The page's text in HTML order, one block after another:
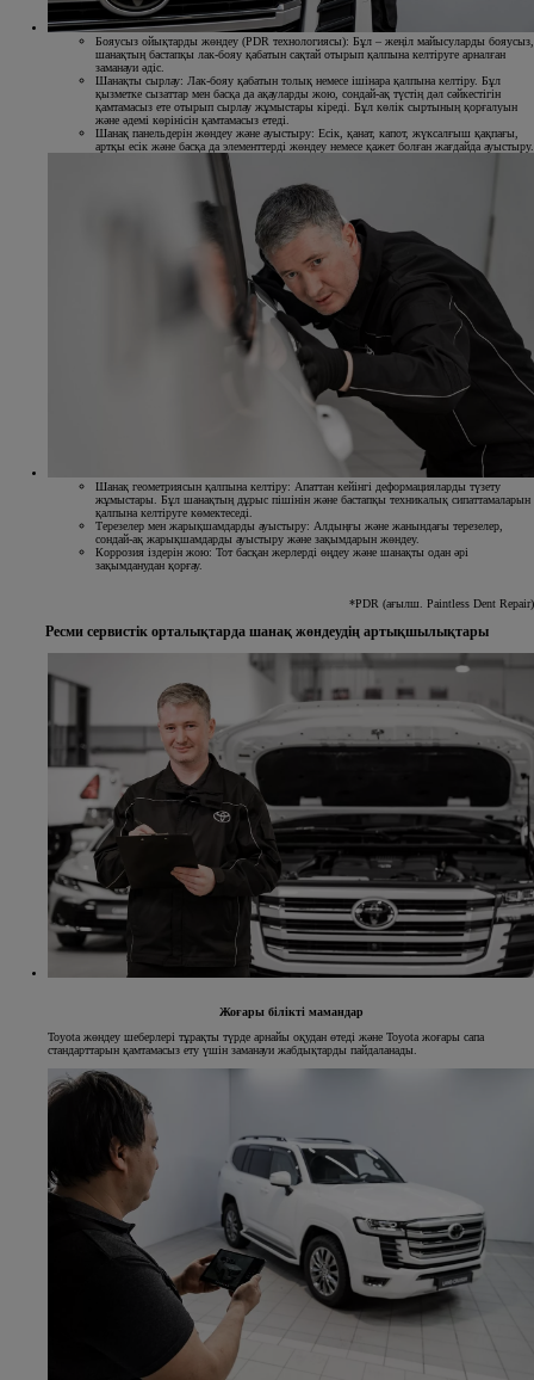
Бояусыз ойықтарды жөндеу (PDR технологиясы): Бұл – жеңіл майысуларды бояусыз,
шанақтың бастапқы лак-бояу қабатын сақтай отырып қалпына келтіруге арналған
заманауи әдіс.
Шанақты сырлау: Лак-бояу қабатын толық немесе ішінара қалпына келтіру. Бұл
қызметке сызаттар мен басқа да ақауларды жою, сондай-ақ түстің дәл сәйкестігін
қамтамасыз ете отырып сырлау жұмыстары кіреді. Бұл көлік сыртының қорғалуын
және әдемі көрінісін қамтамасыз етеді.
Шанақ панельдерін жөндеу және ауыстыру: Есік, қанат, капот, жүксалғыш қақпағы,
артқы есік және басқа да элементтерді жөндеу немесе қажет болған жағдайда ауыстыру.
Шанақ геометриясын қалпына келтіру: Апаттан кейінгі деформацияларды түзету
жұмыстары. Бұл шанақтың дұрыс пішінін және бастапқы техникалық сипаттамаларын
қалпына келтіруге көмектеседі.
Терезелер мен жарықшамдарды ауыстыру: Алдыңғы және жанындағы терезелер,
сондай-ақ жарықшамдарды ауыстыру және зақымдарын жөндеу.
Коррозия іздерін жою: Тот басқан жерлерді өңдеу және шанақты одан әрі
зақымданудан қорғау.
*PDR (ағылш. Paintless Dent Repair)
Ресми сервистік орталықтарда шанақ жөндеудің артықшылықтары
Жоғары білікті мамандар
Toyota жөндеу шеберлері тұрақты түрде арнайы оқудан өтеді және Toyota жоғары сапа
стандарттарын қамтамасыз ету үшін заманауи жабдықтарды пайдаланады.